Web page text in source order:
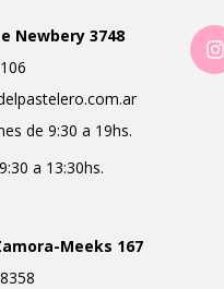
Newbery 3748
de 9:30 a 19hs.
a 13:30hs.
Meeks 167